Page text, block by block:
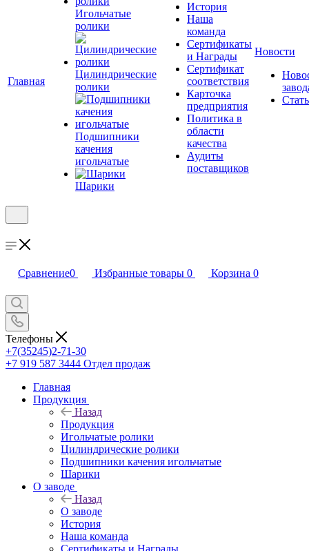
Главная
Игольчатые
ролики
Цилиндрические
ролики
Подшипники
качения
игольчатые
Шарики
История
Наша
команда
Сертификаты
и Награды
Сертификат
соответствия
Карточка
предприятия
Политика в
области
качества
Аудиты
поставщиков
Новости
Сравнение0 Избранные товары 0 Корзина 0
Телефоны
+7(35245)2-71-30
+7 919 587 3444 Отдел продаж
Главная
Продукция
Назад
Продукция
Игольчатые ролики
Цилиндрические ролики
Подшипники качения игольчатые
Шарики
О заводе
Назад
О заводе
История
Наша команда
Сертификаты и Награды